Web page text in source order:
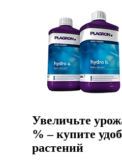
Увеличьте
% – купите
растений